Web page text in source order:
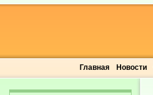
Главная Новости